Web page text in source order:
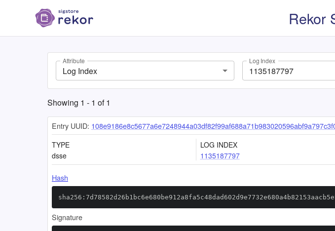
Rekor
Attribute
Log Index
Log Index
Showing 1 - 1 of1
Entry UUID:
TYPE
dsse
LOG INDEX
1135187797
Hash
Signature